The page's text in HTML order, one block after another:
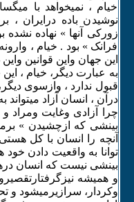
خیام ، نمیخواهد با
نوشیدن باده درایران
زورکی آنها » نهاده
فرانک » بود . خیام ،
این جهان واین قوانین
به عبارت دیگر، خیام ،
قبول ندارد ، وازسوی
درآن ، انسان آزاد
چرا آزادی وغایت ومراد
بینشی که ازچشیدن »
آنچه را انسان با کل
توانا به واقعیت دادن
بینشی نیست که انسان
و همیشه
وکردار، سرازیرمیشود و